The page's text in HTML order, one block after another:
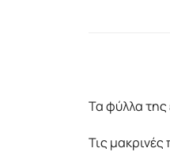
Τα φύλλα της
Τις